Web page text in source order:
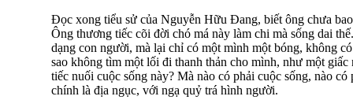
Đọc xong tiểu sử của Nguyễn Hữu Đang, biết ông chưa
Ông thương tiếc cõi đời chó má này làm chi mà sống dai
dạng con người, mà lại chỉ có một mình một bóng, không
sao không tìm một lối đi thanh thản cho mình, như một giấc
tiếc nuối cuộc sống này? Mà nào có phải cuộc sống, nào
chính là địa ngục, với ngạ quỷ trá hình người.